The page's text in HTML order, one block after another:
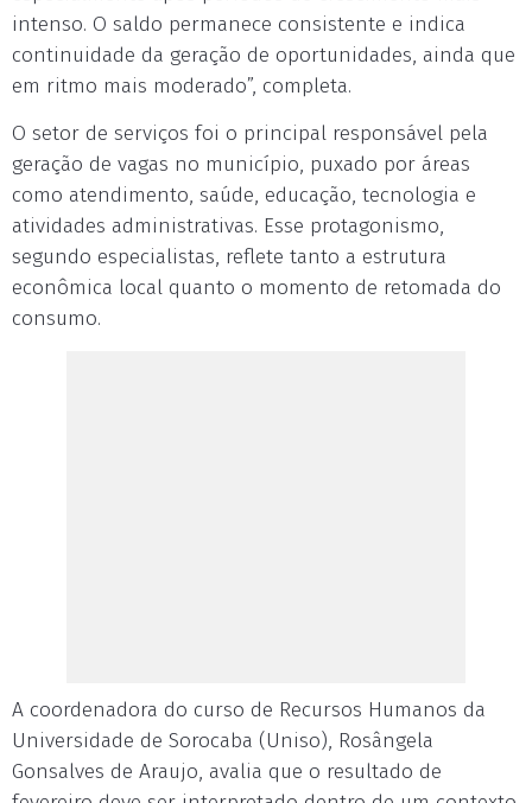
intenso. O saldo permanece consistente e indica
continuidade da geração de oportunidades, ainda que
em ritmo mais moderado”, completa.
O setor de serviços foi o principal responsável pela
geração de vagas no município, puxado por áreas
como atendimento, saúde, educação, tecnologia e
atividades administrativas. Esse protagonismo,
segundo especialistas, reflete tanto a estrutura
econômica local quanto o momento de retomada do
consumo.
A coordenadora do curso de Recursos Humanos da
Universidade de Sorocaba (Uniso), Rosângela
Gonsalves de Araujo, avalia que o resultado de